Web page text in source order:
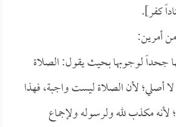
كفر].
أمرين:
جحداً لوجوبها بحيث يقول: الصلاة
أصلي؛ لأن الصلاة ليست واجبة، فهذا
لأنه مكذب لله ولرسوله ولإجماع